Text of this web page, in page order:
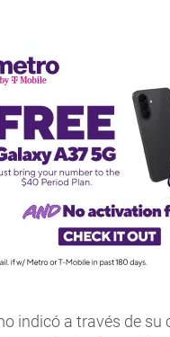
indicó a través de su